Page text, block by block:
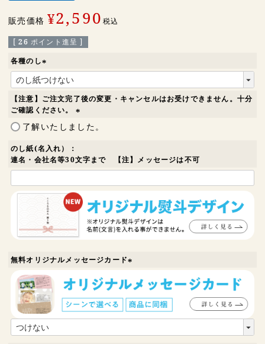
販売価格 ¥2,590 税込
[ 26 ポイント進呈 ]
各種のし
(
必
須
)
【注意】ご注文完了後の変更・キャンセルはお受けできません。十分
ご確認ください。
(
)
了解いたしました。
のし紙(名入れ）：
連名・会社名等30文字まで 【注】メッセージは不可
無料オリジナルメッセージカード
必
須
)